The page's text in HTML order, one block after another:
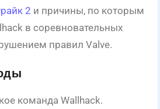
2 и причины, по которым
в соревновательных
правил Valve.
команда Wallhack.